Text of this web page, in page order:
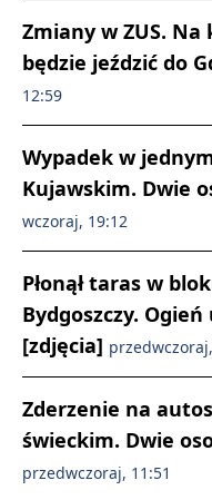
Zmiany w ZUS.
będzie jeździć do
12:59
Wypadek w
Kujawskim. Dwie
wczoraj, 19:12
Płonął taras w
Bydgoszczy.
[zdjęcia]
Zderzenie na
świeckim. Dwie
przedwczoraj, 11:51